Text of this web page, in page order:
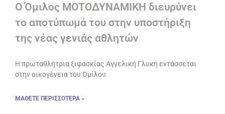
Ο Όμιλος ΜΟΤΟΔΥΝΑΜΙΚΗ διευρύνει
το αποτύπωμά του στην υποστήριξη
της νέας γενιάς αθλητών
Η πρωταθλήτρια ξιφασκίας Αγγελική Γλυκή εντάσσεται
στην οικογένεια του Ομίλου
ΜΑΘΕΤΕ ΠΕΡΙΣΣΟΤΕΡΑ »